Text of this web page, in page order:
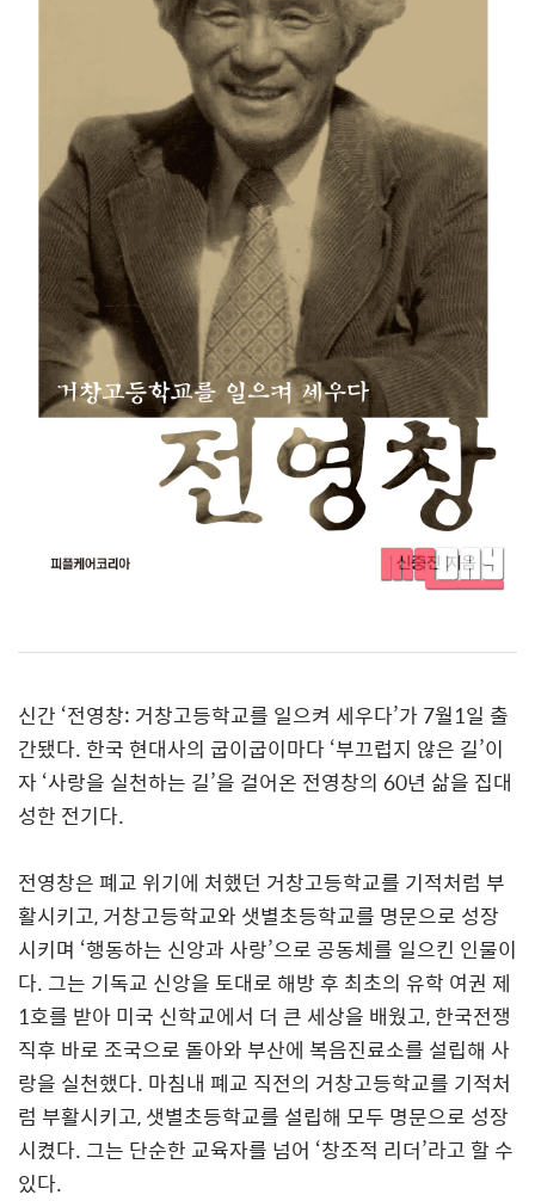
신간 ‘전영창: 거창고등학교를 일으켜 세우다’가 7월1일 출
간됐다. 한국 현대사의 굽이굽이마다‘부끄럽지 않은 길’이
자‘사랑을 실천하는 길’을 걸어온 전영창의 60년 삶을 집대
성한 전기다.
전영창은 폐교 위기에 처했던 거창고등학교를 기적처럼 부
활시키고,거창고등학교와 샛별초등학교를 명문으로 성장
시키며 ‘행동하는 신앙과 사랑’으로 공동체를 일으킨 인물이
다. 그는 기독교 신앙을 토대로 해방 후 최초의 유학 여권 제
1호를 받아 미국 신학교에서 더 큰 세상을 배웠고,한국전쟁
직후 바로 조국으로 돌아와 부산에 복음진료소를 설립해 사
랑을 실천했다. 마침내 폐교 직전의 거창고등학교를 기적처
럼 부활시키고,샛별초등학교를 설립해 모두 명문으로 성장
시켰다. 그는 단순한 교육자를 넘어 ‘창조적 리더’라고 할 수
있다.